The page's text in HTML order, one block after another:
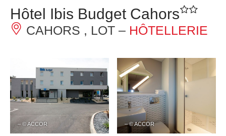
Hôtel Ibis Budget Cahors
CAHORS , LOT – HÔTELLERIE
– © ACCOR – © ACCOR